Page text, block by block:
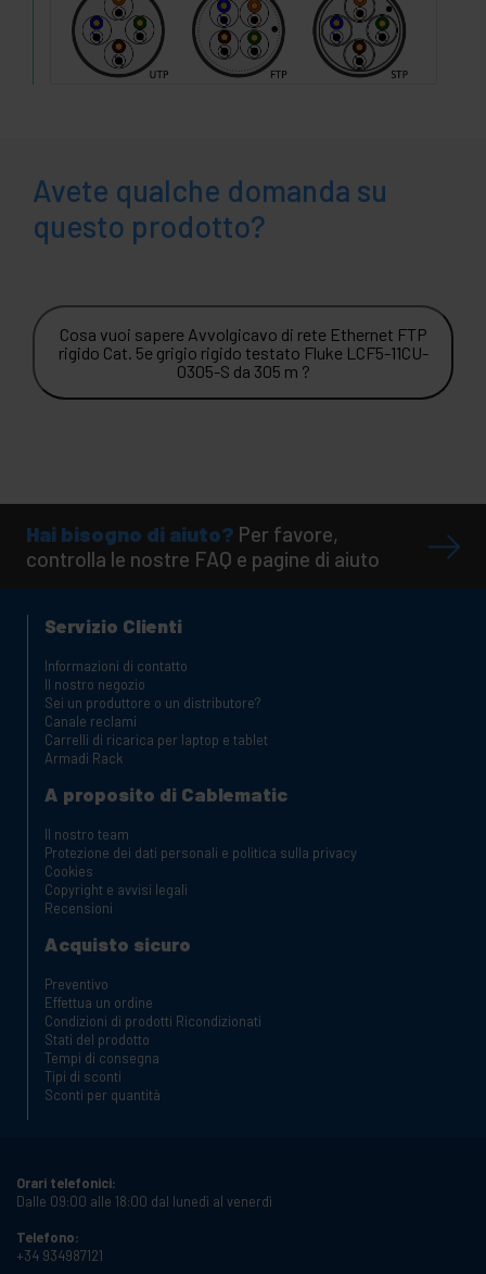
Avete qualche domanda su
questo prodotto?
Cosa vuoi sapere Avvolgicavo di rete Ethernet FTP
rigido Cat. 5e grigio rigido testato Fluke LCF5-11CU-
0305-S da 305 m ?
Hai bisogno di aiuto? Per favore,
controlla le nostre FAQ e pagine di aiuto
Servizio Clienti
Informazioni di contatto
Il nostro negozio
Sei un produttore o un distributore?
Canale reclami
Carrelli di ricarica per laptop e tablet
Armadi Rack
A proposito di Cablematic
Il nostro team
Protezione dei dati personali e politica sulla privacy
Cookies
Copyright e avvisi legali
Recensioni
Acquisto sicuro
Preventivo
Effettua un ordine
Condizioni di prodotti Ricondizionati
Stati del prodotto
Tempi di consegna
Tipi di sconti
Sconti per quantità
Orari telefonici:
Dalle 09:00 alle 18:00 dal lunedì al venerdì
Telefono:
+34 934987121